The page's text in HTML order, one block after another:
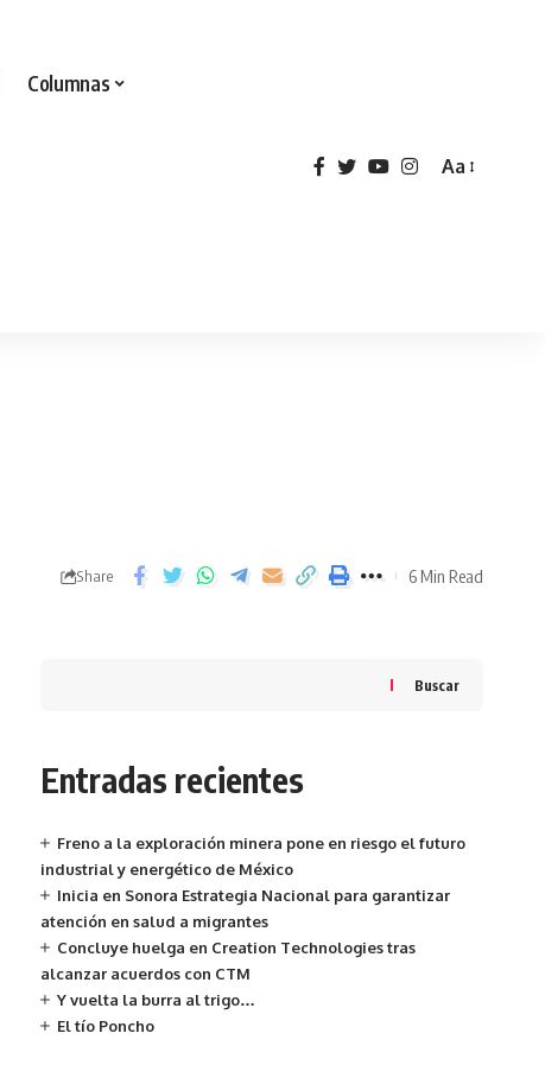
Columnas
Aa
Share 6 Min Read
Buscar
Entradas recientes
Freno a la exploración minera pone en riesgo el futuro
industrial y energético de México
Inicia en Sonora Estrategia Nacional para garantizar
atención en salud a migrantes
Concluye huelga en Creation Technologies tras
alcanzar acuerdos con CTM
Y vuelta la burra al trigo…
El tío Poncho